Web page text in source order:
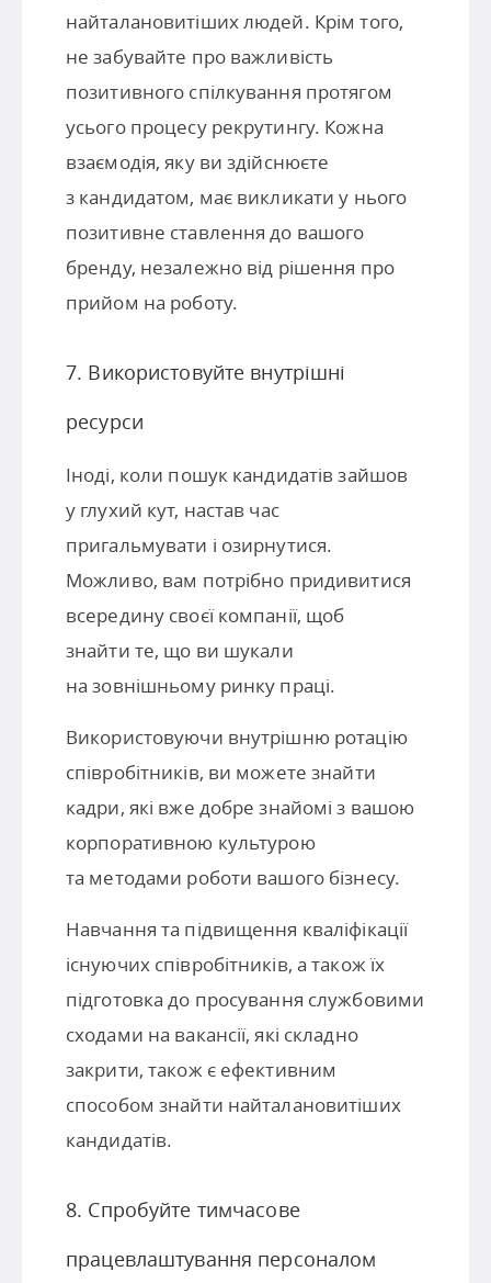
найталановитіших людей. Крім того,
не забувайте про важливість
позитивного спілкування протягом
усього процесу рекрутингу. Кожна
взаємодія, яку ви здійснюєте
з кандидатом, має викликати у нього
позитивне ставлення до вашого
бренду, незалежно від рішення про
прийом на роботу.
7. Використовуйте внутрішні
ресурси
Іноді, коли пошук кандидатів зайшов
у глухий кут, настав час
пригальмувати і озирнутися.
Можливо, вам потрібно придивитися
всередину своєї компанії, щоб
знайти те, що ви шукали
на зовнішньому ринку праці.
Використовуючи внутрішню ротацію
співробітників, ви можете знайти
кадри, які вже добре знайомі з вашою
корпоративною культурою
та методами роботи вашого бізнесу.
Навчання та підвищення кваліфікації
існуючих співробітників, а також їх
підготовка до просування службовими
сходами на вакансії, які складно
закрити, також є ефективним
способом знайти найталановитіших
кандидатів.
8. Спробуйте тимчасове
працевлаштування персоналом